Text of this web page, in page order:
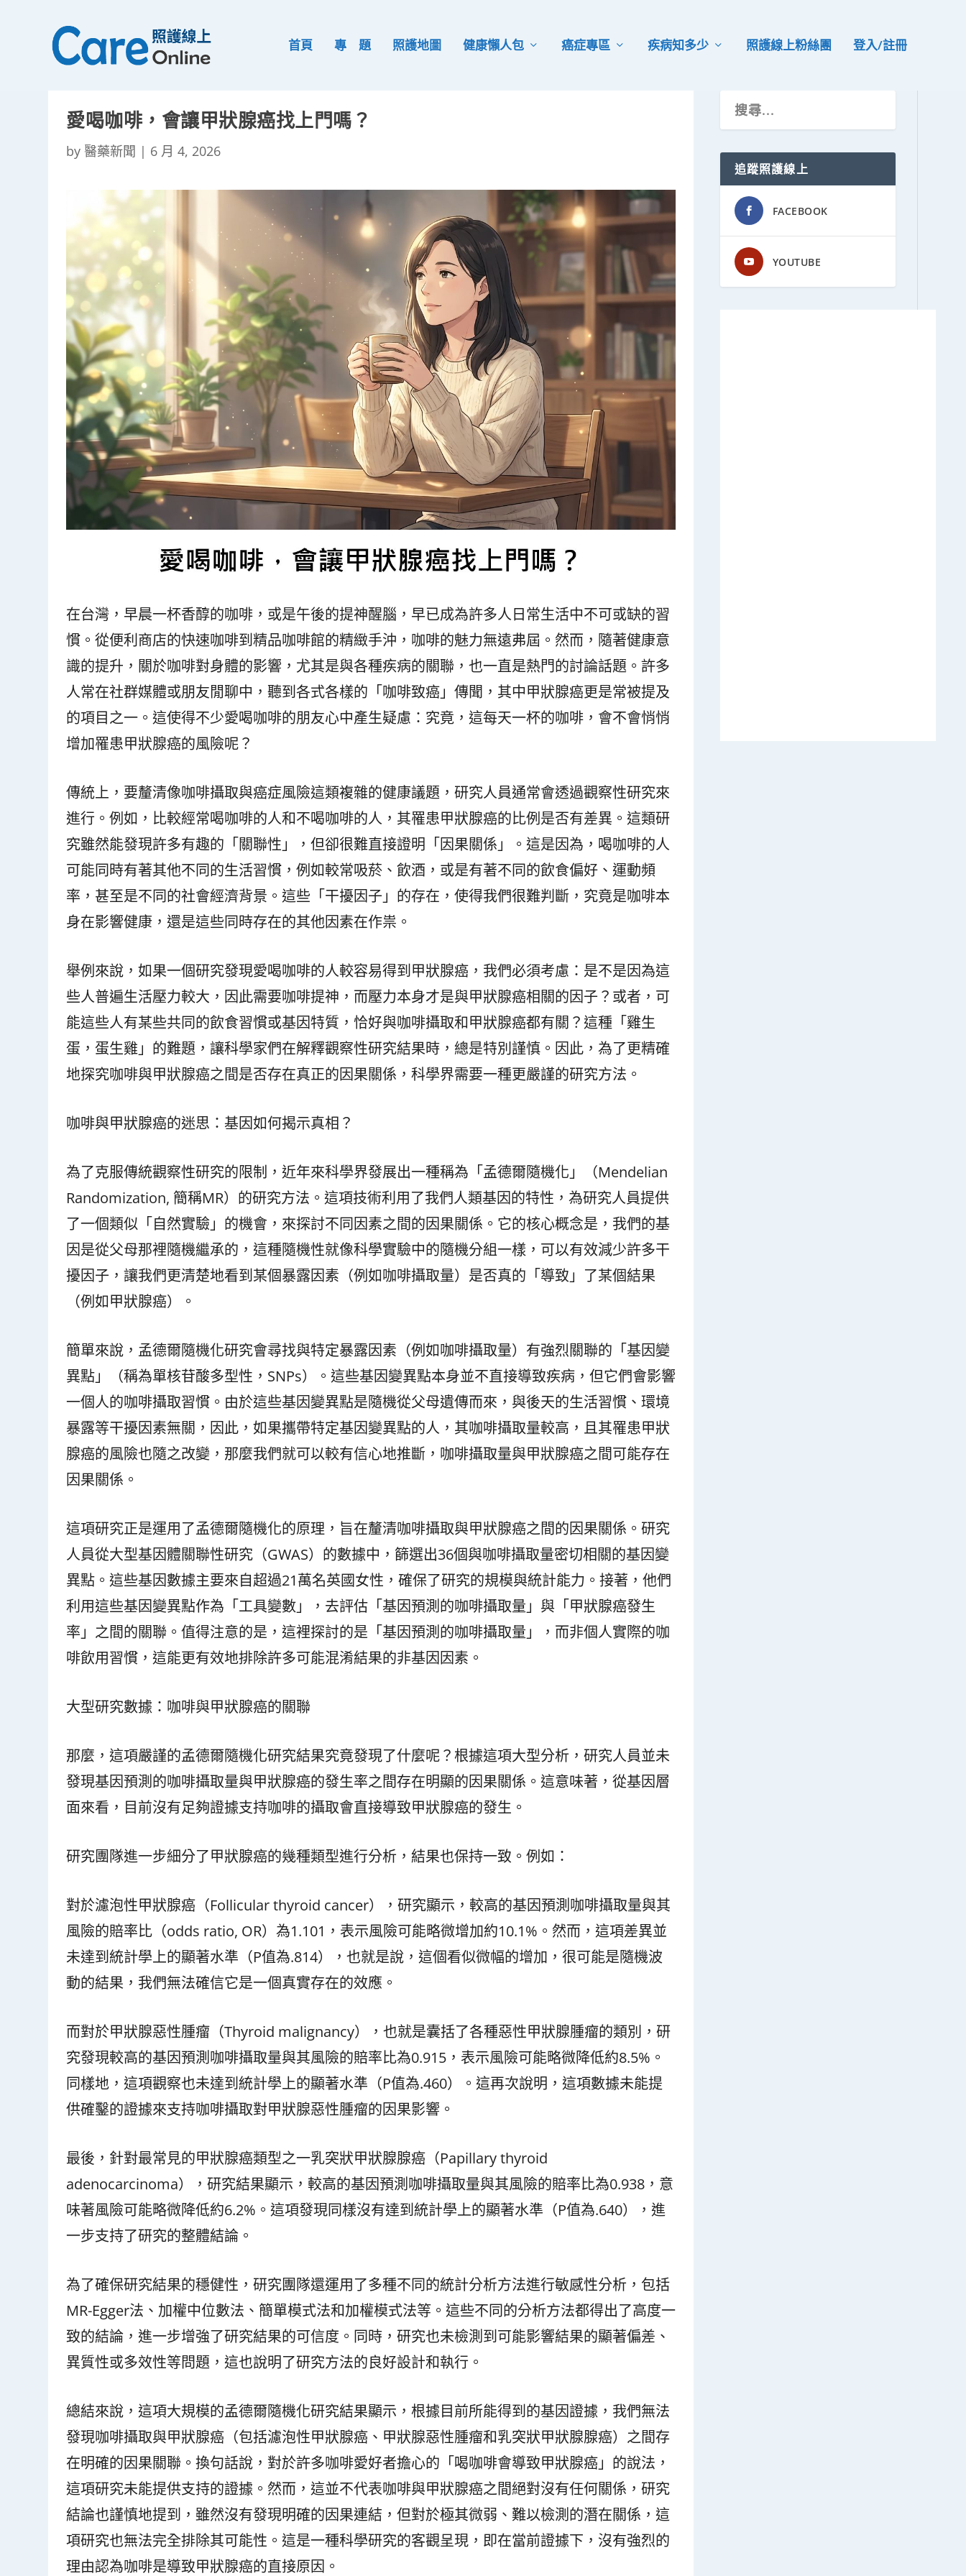
首頁 專 題 照護地圖 健康懶人包 癌症專區 疾病知多少 照護線上粉絲團 登入/註冊
愛喝咖啡，會讓甲狀腺癌找上門嗎？
by 醫藥新聞 | 6 月 4, 2026
在台灣，早晨一杯香醇的咖啡，或是午後的提神醒腦，早已成為許多人日常生活中不可或缺的習
慣。從便利商店的快速咖啡到精品咖啡館的精緻手沖，咖啡的魅力無遠弗屆。然而，隨著健康意
識的提升，關於咖啡對身體的影響，尤其是與各種疾病的關聯，也一直是熱門的討論話題。許多
人常在社群媒體或朋友閒聊中，聽到各式各樣的「咖啡致癌」傳聞，其中甲狀腺癌更是常被提及
的項目之一。這使得不少愛喝咖啡的朋友心中產生疑慮：究竟，這每天一杯的咖啡，會不會悄悄
增加罹患甲狀腺癌的風險呢？
傳統上，要釐清像咖啡攝取與癌症風險這類複雜的健康議題，研究人員通常會透過觀察性研究來
進行。例如，比較經常喝咖啡的人和不喝咖啡的人，其罹患甲狀腺癌的比例是否有差異。這類研
究雖然能發現許多有趣的「關聯性」，但卻很難直接證明「因果關係」。這是因為，喝咖啡的人
可能同時有著其他不同的生活習慣，例如較常吸菸、飲酒，或是有著不同的飲食偏好、運動頻
率，甚至是不同的社會經濟背景。這些「干擾因子」的存在，使得我們很難判斷，究竟是咖啡本
身在影響健康，還是這些同時存在的其他因素在作祟。
舉例來說，如果一個研究發現愛喝咖啡的人較容易得到甲狀腺癌，我們必須考慮：是不是因為這
些人普遍生活壓力較大，因此需要咖啡提神，而壓力本身才是與甲狀腺癌相關的因子？或者，可
能這些人有某些共同的飲食習慣或基因特質，恰好與咖啡攝取和甲狀腺癌都有關？這種「雞生
蛋，蛋生雞」的難題，讓科學家們在解釋觀察性研究結果時，總是特別謹慎。因此，為了更精確
地探究咖啡與甲狀腺癌之間是否存在真正的因果關係，科學界需要一種更嚴謹的研究方法。
咖啡與甲狀腺癌的迷思：基因如何揭示真相？
為了克服傳統觀察性研究的限制，近年來科學界發展出一種稱為「孟德爾隨機化」（Mendelian
Randomization, 簡稱MR）的研究方法。這項技術利用了我們人類基因的特性，為研究人員提供
了一個類似「自然實驗」的機會，來探討不同因素之間的因果關係。它的核心概念是，我們的基
因是從父母那裡隨機繼承的，這種隨機性就像科學實驗中的隨機分組一樣，可以有效減少許多干
擾因子，讓我們更清楚地看到某個暴露因素（例如咖啡攝取量）是否真的「導致」了某個結果
（例如甲狀腺癌）。
簡單來說，孟德爾隨機化研究會尋找與特定暴露因素（例如咖啡攝取量）有強烈關聯的「基因變
異點」（稱為單核苷酸多型性，SNPs）。這些基因變異點本身並不直接導致疾病，但它們會影響
一個人的咖啡攝取習慣。由於這些基因變異點是隨機從父母遺傳而來，與後天的生活習慣、環境
暴露等干擾因素無關，因此，如果攜帶特定基因變異點的人，其咖啡攝取量較高，且其罹患甲狀
腺癌的風險也隨之改變，那麼我們就可以較有信心地推斷，咖啡攝取量與甲狀腺癌之間可能存在
因果關係。
這項研究正是運用了孟德爾隨機化的原理，旨在釐清咖啡攝取與甲狀腺癌之間的因果關係。研究
人員從大型基因體關聯性研究（GWAS）的數據中，篩選出36個與咖啡攝取量密切相關的基因變
異點。這些基因數據主要來自超過21萬名英國女性，確保了研究的規模與統計能力。接著，他們
利用這些基因變異點作為「工具變數」，去評估「基因預測的咖啡攝取量」與「甲狀腺癌發生
率」之間的關聯。值得注意的是，這裡探討的是「基因預測的咖啡攝取量」，而非個人實際的咖
啡飲用習慣，這能更有效地排除許多可能混淆結果的非基因因素。
大型研究數據：咖啡與甲狀腺癌的關聯
那麼，這項嚴謹的孟德爾隨機化研究結果究竟發現了什麼呢？根據這項大型分析，研究人員並未
發現基因預測的咖啡攝取量與甲狀腺癌的發生率之間存在明顯的因果關係。這意味著，從基因層
面來看，目前沒有足夠證據支持咖啡的攝取會直接導致甲狀腺癌的發生。
研究團隊進一步細分了甲狀腺癌的幾種類型進行分析，結果也保持一致。例如：
對於濾泡性甲狀腺癌（Follicular thyroid cancer），研究顯示，較高的基因預測咖啡攝取量與其
風險的賠率比（odds ratio, OR）為1.101，表示風險可能略微增加約10.1%。然而，這項差異並
未達到統計學上的顯著水準（P值為.814），也就是說，這個看似微幅的增加，很可能是隨機波
動的結果，我們無法確信它是一個真實存在的效應。
而對於甲狀腺惡性腫瘤（Thyroid malignancy），也就是囊括了各種惡性甲狀腺腫瘤的類別，研
究發現較高的基因預測咖啡攝取量與其風險的賠率比為0.915，表示風險可能略微降低約8.5%。
同樣地，這項觀察也未達到統計學上的顯著水準（P值為.460）。這再次說明，這項數據未能提
供確鑿的證據來支持咖啡攝取對甲狀腺惡性腫瘤的因果影響。
最後，針對最常見的甲狀腺癌類型之一乳突狀甲狀腺腺癌（Papillary thyroid
adenocarcinoma），研究結果顯示，較高的基因預測咖啡攝取量與其風險的賠率比為0.938，意
味著風險可能略微降低約6.2%。這項發現同樣沒有達到統計學上的顯著水準（P值為.640），進
一步支持了研究的整體結論。
為了確保研究結果的穩健性，研究團隊還運用了多種不同的統計分析方法進行敏感性分析，包括
MR-Egger法、加權中位數法、簡單模式法和加權模式法等。這些不同的分析方法都得出了高度一
致的結論，進一步增強了研究結果的可信度。同時，研究也未檢測到可能影響結果的顯著偏差、
異質性或多效性等問題，這也說明了研究方法的良好設計和執行。
總結來說，這項大規模的孟德爾隨機化研究結果顯示，根據目前所能得到的基因證據，我們無法
發現咖啡攝取與甲狀腺癌（包括濾泡性甲狀腺癌、甲狀腺惡性腫瘤和乳突狀甲狀腺腺癌）之間存
在明確的因果關聯。換句話說，對於許多咖啡愛好者擔心的「喝咖啡會導致甲狀腺癌」的說法，
這項研究未能提供支持的證據。然而，這並不代表咖啡與甲狀腺癌之間絕對沒有任何關係，研究
結論也謹慎地提到，雖然沒有發現明確的因果連結，但對於極其微弱、難以檢測的潛在關係，這
項研究也無法完全排除其可能性。這是一種科學研究的客觀呈現，即在當前證據下，沒有強烈的
理由認為咖啡是導致甲狀腺癌的直接原因。
追蹤照護線上
FACEBOOK
YOUTUBE